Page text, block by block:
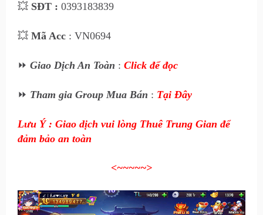
💥 SĐT : 0393183839
💥 Mã Acc : VN0694
⏩ Giao Dịch An Toàn : Click để đọc
⏩ Tham gia Group Mua Bán : Tại Đây
Lưu Ý : Giao dịch vui lòng Thuê Trung Gian để
đảm bảo an toàn
<~~~~~>